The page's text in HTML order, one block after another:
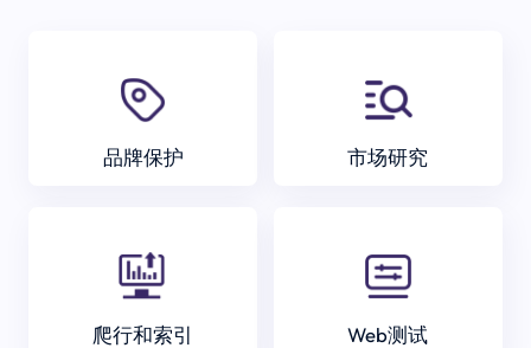
品牌保护 市场研究
爬行和索引 Web测试